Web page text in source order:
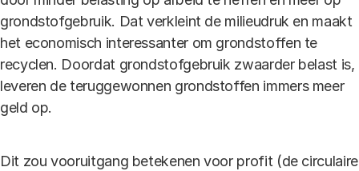
grondstofgebruik. Dat verkleint de milieudruk en maakt
het economisch interessanter om grondstoffen te
recyclen. Doordat grondstofgebruik zwaarder belast is,
leveren de teruggewonnen grondstoffen immers meer
geld op.
Dit zou vooruitgang betekenen voor profit (de circulaire